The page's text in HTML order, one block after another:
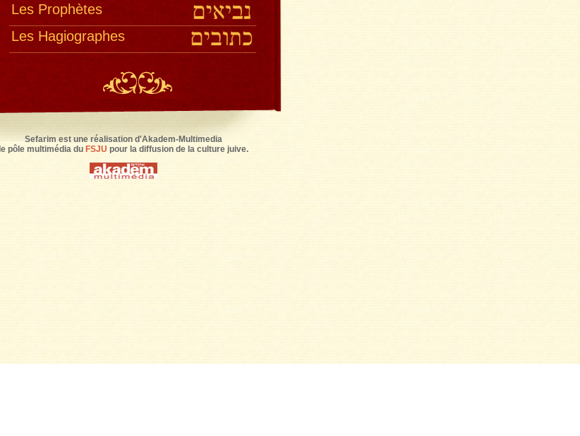
Les Prophètes
Les Hagiographes
Sefarim est une réalisation d'Akadem-Multimedia
le pôle multimédia du FSJU pour la diffusion de la culture juive.